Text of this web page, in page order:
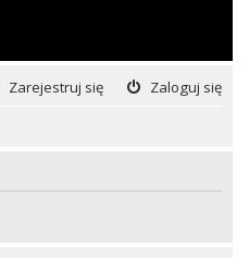
Zaloguj się
Zarejestruj się